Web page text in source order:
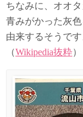
ちなみに、オオ
青みがかった灰
由来するそうです
（Wikipedia抜粋）